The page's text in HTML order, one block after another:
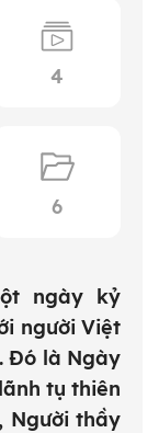
4
6
ngày kỷ
người Việt
Đó là Ngày
tụ thiên
Người thầy